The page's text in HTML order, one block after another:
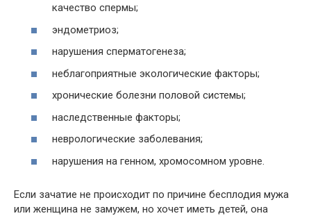
качество спермы;
эндометриоз;
нарушения сперматогенеза;
неблагоприятные экологические факторы;
хронические болезни половой системы;
наследственные факторы;
неврологические заболевания;
нарушения на генном, хромосомном уровне.
Если зачатие не происходит по причине бесплодия мужа
или женщина не замужем, но хочет иметь детей, она